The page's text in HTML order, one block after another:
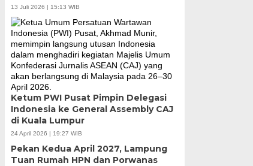
13 Juli 2026 | 15:13 WIB
Ketum PWI Pusat Pimpin Delegasi
Indonesia ke General Assembly CAJ
di Kuala Lumpur
24 April 2026 | 19:27 WIB
Pekan Kedua April 2027, Lampung
Tuan Rumah HPN dan Porwanas